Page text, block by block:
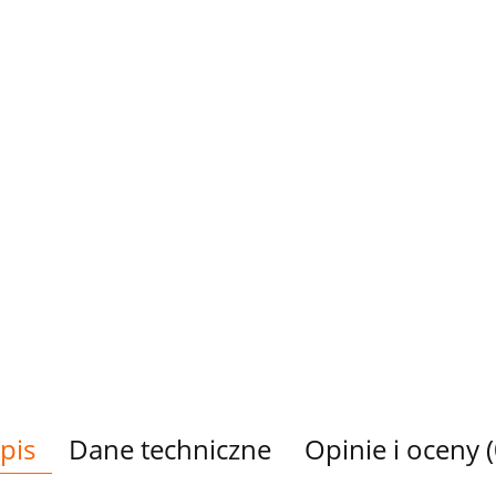
Dane techniczne Opinie i oceny